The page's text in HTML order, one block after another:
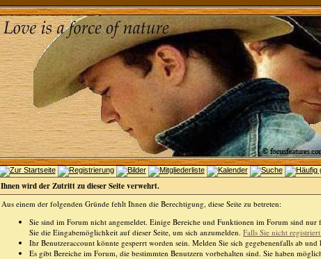
Ihnen wird der Zutritt zu dieser Seite verwehrt.
Aus einem der folgenden Gründe fehlt Ihnen die Berechtigung, diese Seite zu betreten:
Sie sind im Forum nicht angemeldet. Einige Bereiche und Funktionen im Forum sind nur
Sie die Eingabemöglichkeit auf dieser Seite, um sich anzumelden. Falls Sie nicht
Ihr Benutzeraccount könnte gesperrt worden sein. Melden Sie sich gegebenenfalls ab
Es gibt Bereiche im Forum, die bestimmten Benutzern vorbehalten sind. Sie haben